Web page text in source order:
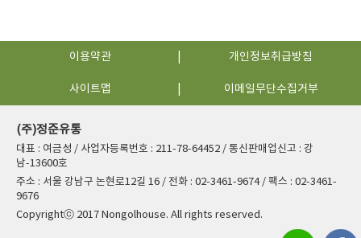
이용약관 개인정보취급방침
사이트맵 이메일무단수집거부
(주)정준유통
대표 : 여금성 / 사업자등록번호 : 211-78-64452 / 통신판매업신고 : 강
남-13600호
주소 : 서울 강남구 논현로12길 16 / 전화 : 02-3461-9674 / 팩스 : 02-3461-
9676
Copyrightⓒ 2017 Nongolhouse. All rights reserved.